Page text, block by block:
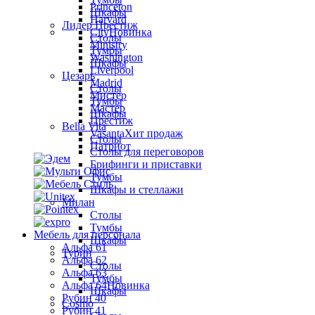
Princeton
Harvard
CityНовинка
Ministry
Washington
Liverpool
Madrid
Мистер
Мастер
Престиж
VasantaХит продаж
Патриот
Мебель для персонала
Альфа 61
Альфа 62
Альфа 63
Альфа 64Новинка
Рубин 40
Рубин 41
Шкафы
Лидер Престиж
Столы
Тумбы
Шкафы
Цезарь
Столы
Тумбы
Шкафы
Bella Vita
Столы
Столы для переговоров
Брифинги и приставки
Тумбы
Шкафы и стеллажи
Милан
Столы
Тумбы
Шкафы
Турин
Столы
Тумбы
Шкафы
Cosmo